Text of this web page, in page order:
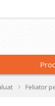
Feliator